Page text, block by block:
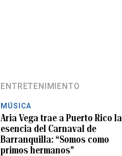
ENTRETENIMIENTO
MÚSICA
Aria Vega trae a Puerto Rico la
esencia del Carnaval de
Barranquilla: “Somos como
primos hermanos”